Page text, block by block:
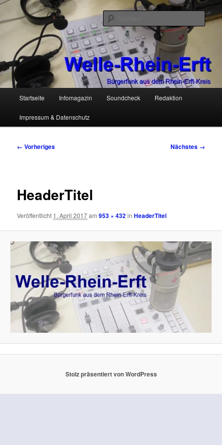
Zum
primären
Inhalt
Welle-Rhein-Erft
Bürgerfunk aus dem Rhein-Erft-Kreis
Startseite Infomagazin Soundcheck Redaktion
Impressum & Datenschutz
Bilder-
← Vorheriges Nächstes →
HeaderTitel
Veröffentlicht 1. April 2017am953 × 432inHeaderTitel
Stolz präsentiert von WordPress